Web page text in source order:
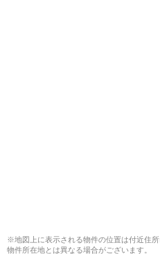
※地図上に表示される物件の位置は付近住
物件所在地とは異なる場合がございます。